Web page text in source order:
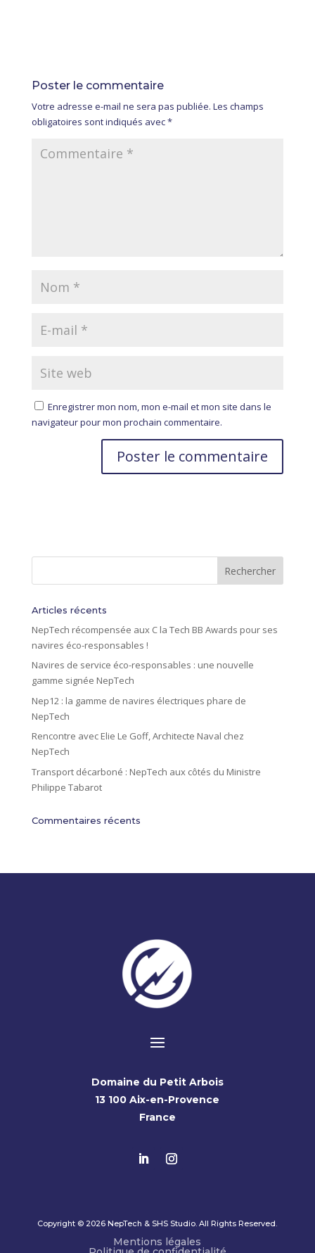
Poster le commentaire
Votre adresse e-mail ne sera pas publiée. Les champs
obligatoires sont indiqués avec*
Enregistrer mon nom, mon e-mail et mon site dans le
navigateur pour mon prochain commentaire.
n
e
:
Articles récents
NepTech récompensée aux C la Tech BB Awards pour ses
navires éco-responsables !
Navires de service éco-responsables : une nouvelle
gamme signée NepTech
Nep12 : la gamme de navires électriques phare de
NepTech
Rencontre avec Elie Le Goff, Architecte Naval chez
NepTech
Transport décarboné : NepTech aux côtés du Ministre
Philippe Tabarot
Commentaires récents
Domaine du Petit Arbois
13 100 Aix-en-Provence
France
Copyright © 2026 NepTech & SHS Studio. All Rights Reserved.
Mentions légales